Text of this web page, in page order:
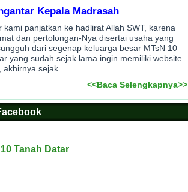
Kepala Madrasah
kami panjatkan ke hadlirat Allah SWT, karena
dan pertolongan-Nya disertai usaha yang
dari segenap keluarga besar MTsN 10
yang sudah sejak lama ingin memiliki website
akhirnya sejak …
<<Baca Selengkapnya>>
Tanah Datar